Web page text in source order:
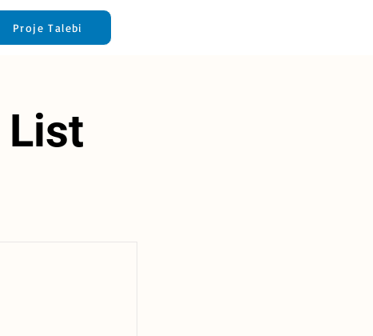
Proje Talebi